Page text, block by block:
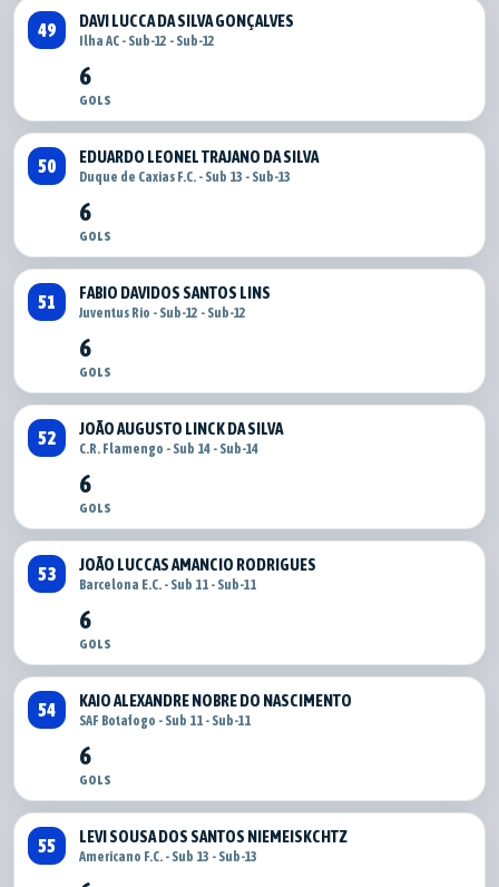
49 DAVI LUCCA DA SILVA GONÇALVES
Ilha AC - Sub-12 - Sub-12
6
GOLS
50 EDUARDO LEONEL TRAJANO DA SILVA
Duque de Caxias F.C. - Sub 13 - Sub-13
6
GOLS
51 FABIO DAVIDOS SANTOS LINS
Juventus Rio - Sub-12 - Sub-12
6
GOLS
52 JOÃO AUGUSTO LINCK DA SILVA
C.R. Flamengo - Sub 14 - Sub-14
6
GOLS
53 JOÃO LUCCAS AMANCIO RODRIGUES
Barcelona E.C. - Sub 11 - Sub-11
6
GOLS
54 KAIO ALEXANDRE NOBRE DO NASCIMENTO
SAF Botafogo - Sub 11 - Sub-11
6
GOLS
55 LEVI SOUSA DOS SANTOS NIEMEISKCHTZ
Americano F.C. - Sub 13 - Sub-13